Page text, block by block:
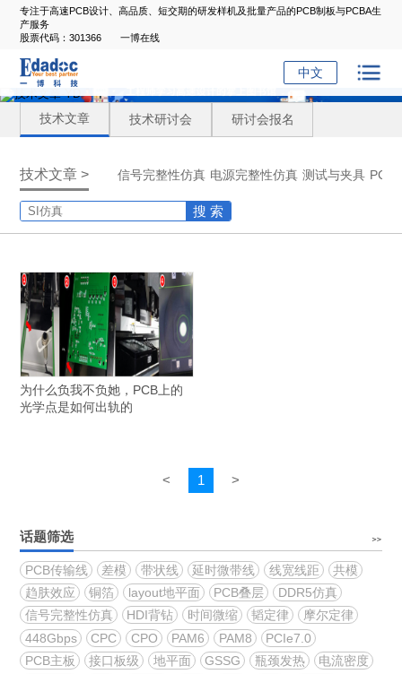
专注于高速PCB设计、高品质、短交期的研发样机及批量产品的PCB制板与PCBA生
产服务
股票代码：301366
一博在线
中文
技术文章 技术研讨会 研讨会报名
技术文章 > 信号完整性仿真 电源完整性仿真 测试与夹具 PCB
搜 索
为什么负我不负她，PCB上的
光学点是如何出轨的
< 1 >
话题筛选
PCB传输线 差模 带状线 延时微带线 线宽线距
共模
趋肤效应
铜箔 layout地平面 PCB叠层
DDR5仿真
信号完整性仿真
HDI背钻 时间微缩 韬定律
摩尔定律
448Gbps
CPC CPO PAM6 PAM8
PCIe7.0
PCB主板
接口板级 地平面 GSSG 瓶颈发热
电流密度